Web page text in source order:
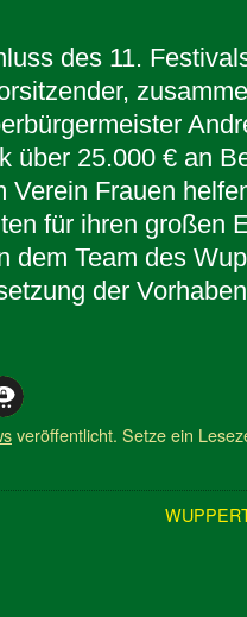
des 11.
über 25.000 € an
Verein Frauen
für ihren großen
dem Team des
der
veröffentlicht. Setze ein